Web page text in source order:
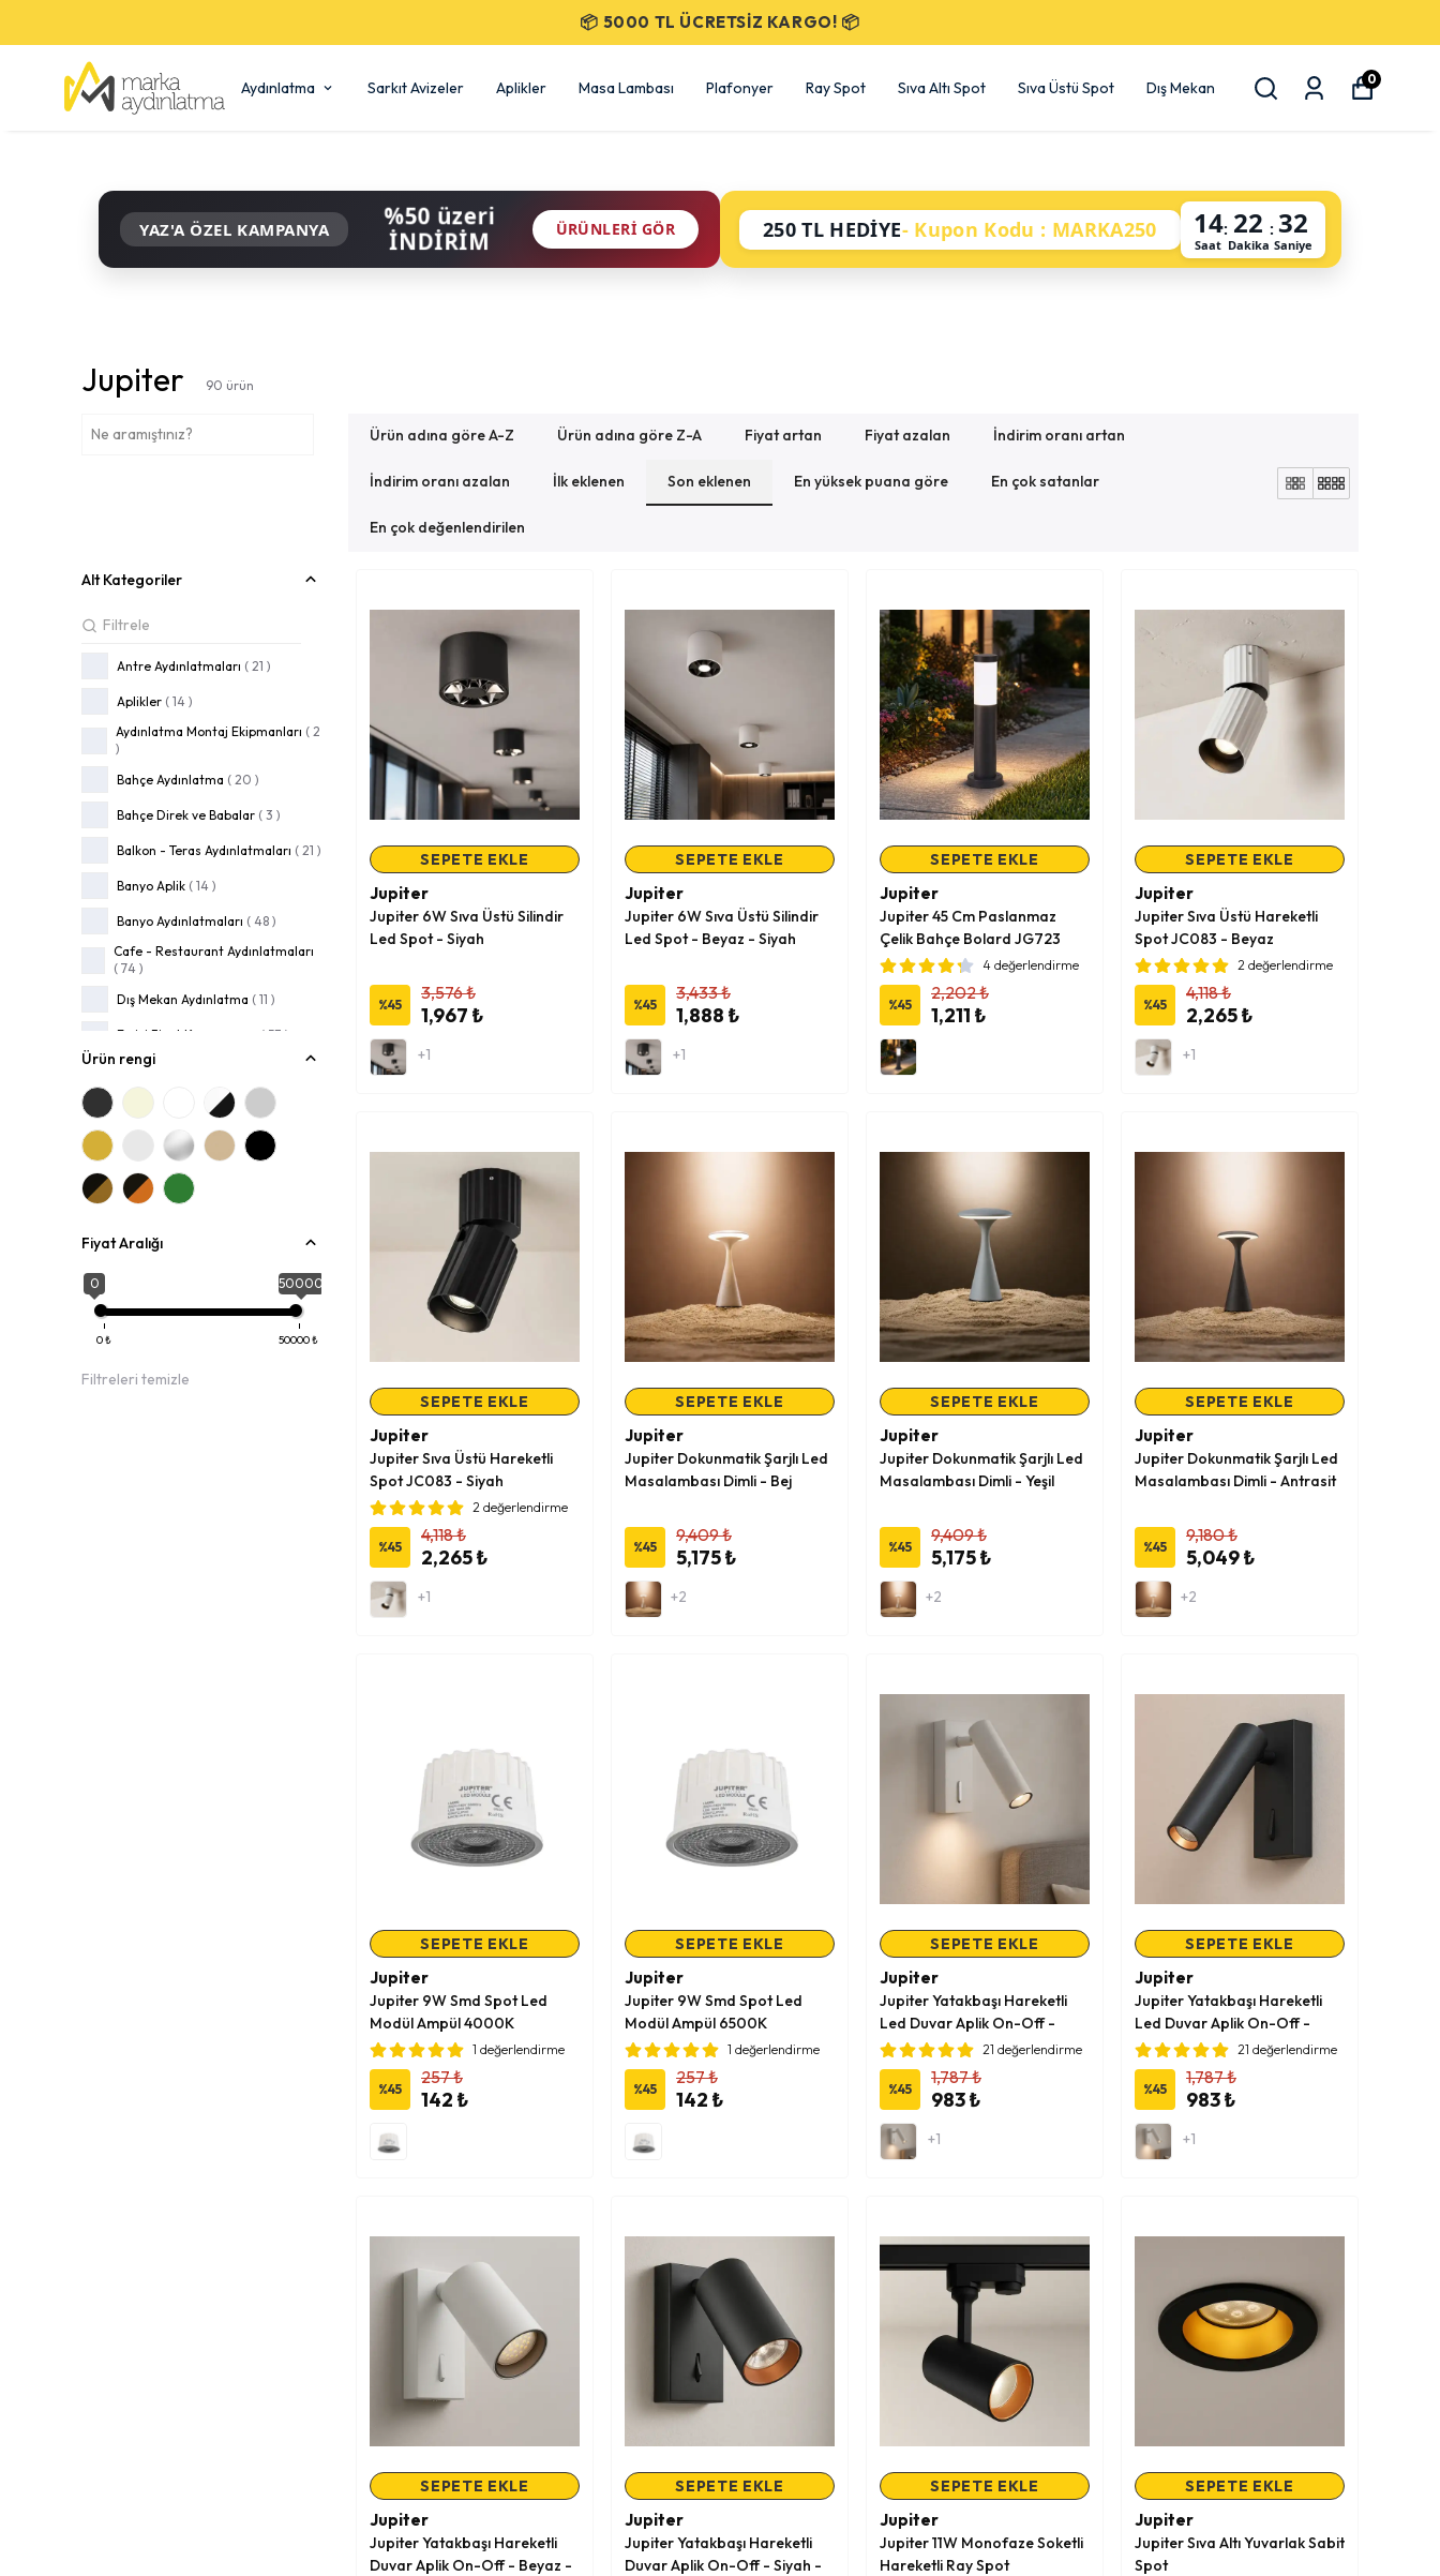
SEÇİLİ ÜRÜNLERDE %50 İNDİRİM!
Aydınlatma Sarkıt Avizeler Aplikler Masa Lambası Plafonyer Ray Spot Sıva Altı Spot Sıva Üstü Spot Dış Mekan 0
YAZ'A ÖZEL KAMPANYA %50 üzeri
İNDİRİM ÜRÜNLERI GÖR 250 TL HEDİYE- Kupon Kodu : MARKA250 14
Saat
: 22
Dakika
: 31
Saniye
Jupiter 90 ürün
Ürün adına göre A-Z Ürün adına göre Z-A Fiyat artan Fiyat azalan İndirim oranı artan
İndirim oranı azalan İlk eklenen Son eklenen En yüksek puana göre En çok satanlar
En çok değenlendirilen
Alt Kategoriler
Antre Aydınlatmaları ( 21 )
Aplikler ( 14 )
Aydınlatma Montaj Ekipmanları (2
)
Bahçe Aydınlatma ( 20 )
Bahçe Direk ve Babalar ( 3 )
Balkon - Teras Aydınlatmaları ( 21 )
Banyo Aplik ( 14 )
Banyo Aydınlatmaları ( 48 )
Cafe - Restaurant Aydınlatmaları
(74 )
Dış Mekan Aydınlatma ( 11 )
En iyi Fiyat Kampanyası ( 53 )
En Çok Satan Ürünler
Giyim Odası Aydınlatmaları
Güzellik Salonu Aydınlatmaları
Hastane - Klinik Aydınlatmaları
48)
Ürün rengi
Fiyat Aralığı
0 50000
0₺ 50000₺
Filtreleri temizle
SEPETE EKLE
Jupiter
Jupiter 6W Sıva Üstü Silindir
Led Spot - Siyah
%45
3,576 ₺
1,967 ₺
+1
SEPETE EKLE
Jupiter
Jupiter 6W Sıva Üstü Silindir
Led Spot - Beyaz - Siyah
%45
3,433 ₺
1,888 ₺
+1
SEPETE EKLE
Jupiter
Jupiter 45 Cm Paslanmaz
Çelik Bahçe Bolard JG723
4 değerlendirme
%45
2,202 ₺
1,211 ₺
SEPETE EKLE
Jupiter
Jupiter Sıva Üstü Hareketli
Spot JC083 - Beyaz
2 değerlendirme
%45
4,118 ₺
2,265 ₺
+1
SEPETE EKLE
Jupiter
Jupiter Sıva Üstü Hareketli
Spot JC083 - Siyah
2 değerlendirme
%45
4,118 ₺
2,265 ₺
+1
SEPETE EKLE
Jupiter
Jupiter Dokunmatik Şarjlı Led
Masalambası Dimli - Bej
%45
9,409 ₺
5,175 ₺
+2
SEPETE EKLE
Jupiter
Jupiter Dokunmatik Şarjlı Led
Masalambası Dimli - Yeşil
%45
9,409 ₺
5,175 ₺
+2
SEPETE EKLE
Jupiter
Jupiter Dokunmatik Şarjlı Led
Masalambası Dimli - Antrasit
%45
9,180 ₺
5,049 ₺
+2
SEPETE EKLE
Jupiter
Jupiter 9W Smd Spot Led
Modül Ampül 4000K
1 değerlendirme
%45
257 ₺
142 ₺
SEPETE EKLE
Jupiter
Jupiter 9W Smd Spot Led
Modül Ampül 6500K
1 değerlendirme
%45
257 ₺
142 ₺
SEPETE EKLE
Jupiter
Jupiter Yatakbaşı Hareketli
Led Duvar Aplik On-Off -
Beyaz - Siyah 21 değerlendirme
%45
1,787 ₺
983 ₺
+1
SEPETE EKLE
Jupiter
Jupiter Yatakbaşı Hareketli
Led Duvar Aplik On-Off -
Siyah - Oranj
21 değerlendirme
%45
1,787 ₺
983 ₺
+1
SEPETE EKLE
Jupiter
Jupiter Yatakbaşı Hareketli
Duvar Aplik On-Off - Beyaz -
SEPETE EKLE
Jupiter
Jupiter Yatakbaşı Hareketli
Duvar Aplik On-Off - Siyah -
SEPETE EKLE
Jupiter
Jupiter 11W Monofaze Soketli
Hareketli Ray Spot
SEPETE EKLE
Jupiter
Jupiter Sıva Altı Yuvarlak Sabit
Spot